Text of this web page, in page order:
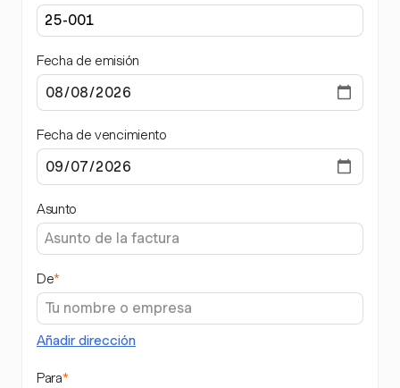
Fecha de emisión
Fecha de vencimiento
Asunto
De*
Añadir dirección
Para*